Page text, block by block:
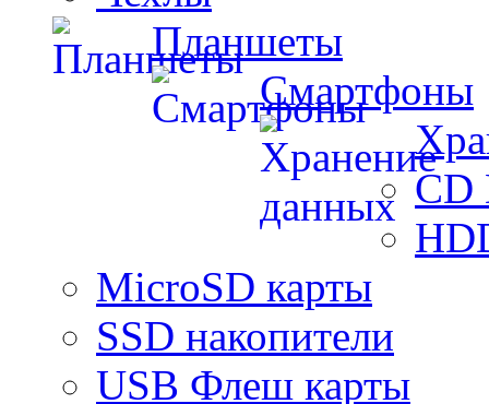
Планшеты
Смартфоны
CD
MicroSD карты
SSD накопители
USB Флеш карты